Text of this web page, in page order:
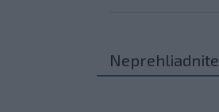
Neprehliadnite